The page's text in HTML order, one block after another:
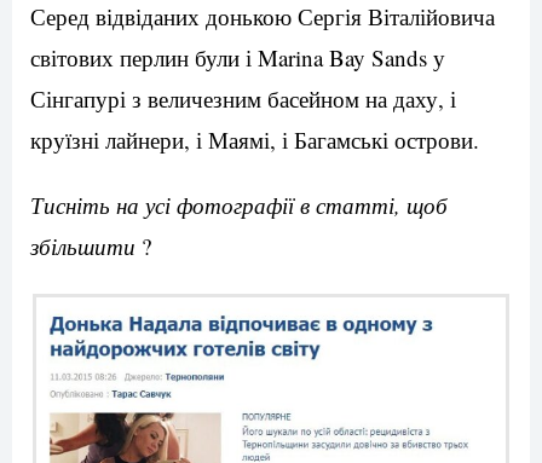
Серед відвіданих донькою Сергія Віталійовича
світових перлин були і Marina Bay Sands у
Сінгапурі з величезним басейном на даху, і
круїзні лайнери, і Маямі, і Багамські острови.
Тисніть на усі фотографії в статті, щоб
збільшити ?